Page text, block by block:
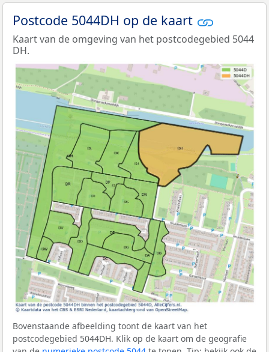
Postcode 5044DH op de kaart
Kaart van de omgeving van het postcodegebied 5044
DH.
Bovenstaande afbeelding toont de kaart van het
postcodegebied 5044DH. Klik op de kaart om de geografie